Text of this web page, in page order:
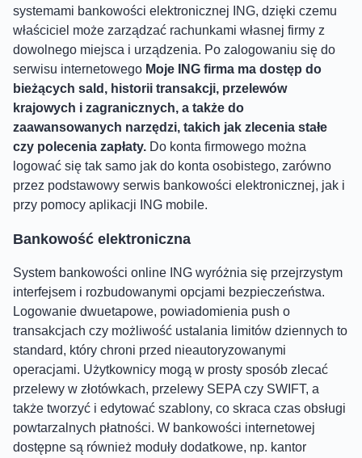
systemami bankowości elektronicznej ING, dzięki czemu
właściciel może zarządzać rachunkami własnej firmy z
dowolnego miejsca i urządzenia. Po zalogowaniu się do
serwisu internetowego Moje ING firma ma dostęp do
bieżących sald, historii transakcji, przelewów
krajowych i zagranicznych, a także do
zaawansowanych narzędzi, takich jak zlecenia stałe
czy polecenia zapłaty. Do konta firmowego można
logować się tak samo jak do konta osobistego, zarówno
przez podstawowy serwis bankowości elektronicznej, jak i
przy pomocy aplikacji ING mobile.
Bankowość elektroniczna
System bankowości online ING wyróżnia się przejrzystym
interfejsem i rozbudowanymi opcjami bezpieczeństwa.
Logowanie dwuetapowe, powiadomienia push o
transakcjach czy możliwość ustalania limitów dziennych to
standard, który chroni przed nieautoryzowanymi
operacjami. Użytkownicy mogą w prosty sposób zlecać
przelewy w złotówkach, przelewy SEPA czy SWIFT, a
także tworzyć i edytować szablony, co skraca czas obsługi
powtarzalnych płatności. W bankowości internetowej
dostępne są również moduły dodatkowe, np. kantor